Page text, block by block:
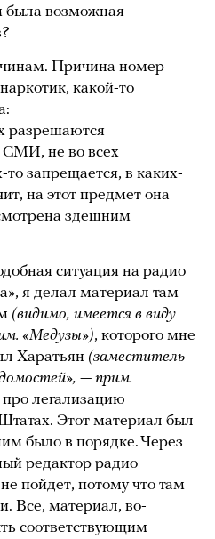
была возможная
Причина номер
какой-то
разрешаются
СМИ, не во всех
запрещается, в каких-
на этот предмет она
здешним
ситуация на радио
я делал материал там
(видимо, имеется в виду
«Медузы»), которого мне
Харатьян (заместитель
— прим.
легализацию
Этот материал был
было в порядке. Через
редактор радио
пойдет, потому что там
Все, материал, во-
соответствующим